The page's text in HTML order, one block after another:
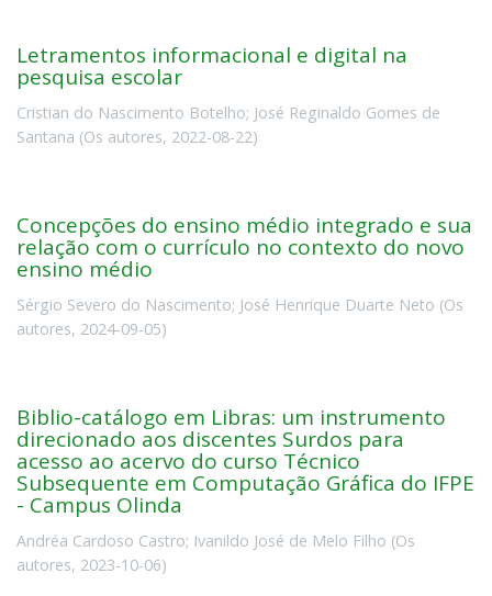
Letramentos informacional e digital na
pesquisa escolar
Cristian do Nascimento Botelho; José Reginaldo Gomes de
Santana (Os autores, 2022-08-22)
Concepções do ensino médio integrado e sua
relação com o currículo no contexto do novo
ensino médio
Sérgio Severo do Nascimento; José Henrique Duarte Neto (Os
autores, 2024-09-05)
Biblio-catálogo em Libras: um instrumento
direcionado aos discentes Surdos para
acesso ao acervo do curso Técnico
Subsequente em Computação Gráfica do IFPE
- Campus Olinda
Andréa Cardoso Castro; Ivanildo José de Melo Filho (Os
autores, 2023-10-06)